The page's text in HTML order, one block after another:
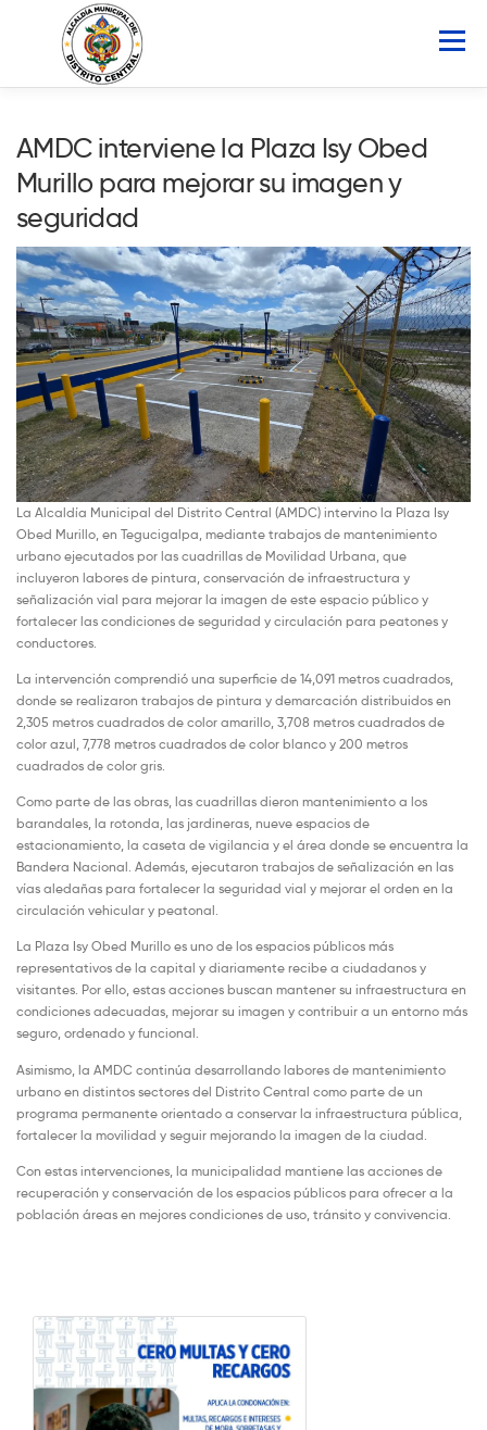
Menú
ATLAS MUNICIPAL
PORTAL DE TRANSPARENCIA
Buscar:
AMDC interviene la Plaza Isy Obed
Murillo para mejorar su imagen y
seguridad
La Alcaldía Municipal del Distrito Central (AMDC) intervino la Plaza Isy
Obed Murillo, en Tegucigalpa, mediante trabajos de mantenimiento
urbano ejecutados por las cuadrillas de Movilidad Urbana, que
incluyeron labores de pintura, conservación de infraestructura y
señalización vial para mejorar la imagen de este espacio público y
fortalecer las condiciones de seguridad y circulación para peatones y
conductores.
La intervención comprendió una superficie de 14,091 metros cuadrados,
donde se realizaron trabajos de pintura y demarcación distribuidos en
2,305 metros cuadrados de color amarillo, 3,708 metros cuadrados de
color azul, 7,778 metros cuadrados de color blanco y 200 metros
cuadrados de color gris.
Como parte de las obras, las cuadrillas dieron mantenimiento a los
barandales, la rotonda, las jardineras, nueve espacios de
estacionamiento, la caseta de vigilancia y el área donde se encuentra la
Bandera Nacional. Además, ejecutaron trabajos de señalización en las
vías aledañas para fortalecer la seguridad vial y mejorar el orden en la
circulación vehicular y peatonal.
La Plaza Isy Obed Murillo es uno de los espacios públicos más
representativos de la capital y diariamente recibe a ciudadanos y
visitantes. Por ello, estas acciones buscan mantener su infraestructura en
condiciones adecuadas, mejorar su imagen y contribuir a un entorno más
seguro, ordenado y funcional.
Asimismo, la AMDC continúa desarrollando labores de mantenimiento
urbano en distintos sectores del Distrito Central como parte de un
programa permanente orientado a conservar la infraestructura pública,
fortalecer la movilidad y seguir mejorando la imagen de la ciudad.
Con estas intervenciones, la municipalidad mantiene las acciones de
recuperación y conservación de los espacios públicos para ofrecer a la
población áreas en mejores condiciones de uso, tránsito y convivencia.